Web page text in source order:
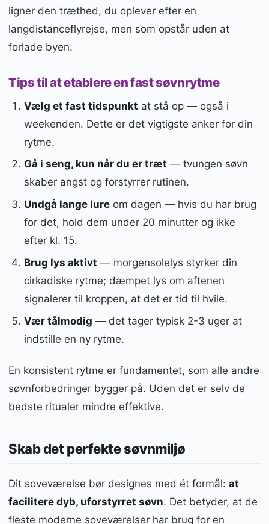
ligner den træthed, du oplever efter en
langdistanceflyrejse, men som opstår uden at
forlade byen.
Tips til at etablere en fast søvnrytme
Vælg et fast tidspunkt at stå op — også i
weekenden. Dette er det vigtigste anker for din
rytme.
Gå i seng, kun når du er træt — tvungen søvn
skaber angst og forstyrrer rutinen.
Undgå lange lureom dagen — hvis du har brug
for det, hold dem under 20 minutter og ikke
efter kl. 15.
Brug lys aktivt — morgensolelys styrker din
cirkadiske rytme; dæmpet lys om aftenen
signalerer til kroppen, at det er tid til hvile.
Vær tålmodig — det tager typisk 2-3 uger at
indstille en ny rytme.
En konsistent rytme er fundamentet, som alle andre
søvnforbedringer bygger på. Uden det er selv de
bedste ritualer mindre effektive.
Skab det perfekte søvnmiljø
Dit soveværelse bør designes med ét formål: at
facilitere dyb, uforstyrret søvn. Det betyder, at de
fleste moderne soveværelser har brug for en